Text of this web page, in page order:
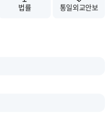
법률 통일외교안보